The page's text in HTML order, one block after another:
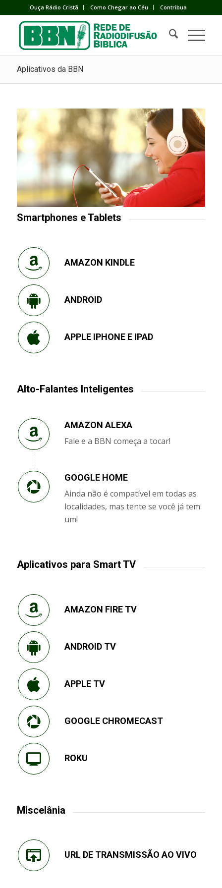
Ouça Rádio Cristã Como Chegar ao Céu Contribua
Aplicativos da BBN
Smartphones e Tablets
AMAZON KINDLE
ANDROID
APPLE IPHONE E IPAD
Alto-Falantes Inteligentes
AMAZON ALEXA
Fale e a BBN começa a tocar!
GOOGLE HOME
Ainda não é compatível em todas as
localidades, mas tente se você já tem
um!
Aplicativos para Smart TV
AMAZON FIRE TV
ANDROID TV
APPLE TV
GOOGLE CHROMECAST
ROKU
Miscelânia
URL DE TRANSMISSÃO AO VIVO